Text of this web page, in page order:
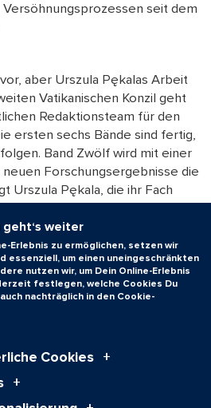
seit dem
aber Urszula Pękalas Arbeit
Vatikanischen Konzil geht
Redaktionsteam für den
ersten sechs Bände sind fertig,
Band Zwölf wird mit einer
Forschungsergebnisse die
Urszula Pękala, die ihr Fach
hinaus vernetzen und
will.
Vatican Media / Portraitfoto
geht‘s weiter
Erlebnis zu ermöglichen, setzen wir
essenziell, um einen uneingeschränkten
nutzen wir, um Dein Online-Erlebnis
festlegen, welche Cookies Du
nachträglich in den Cookie-
Cookies